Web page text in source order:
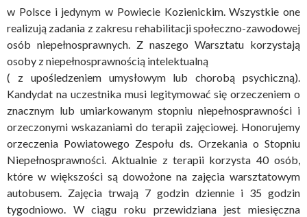
w Polsce i jedynym w Powiecie Kozienickim. Wszystkie one
realizują zadania z zakresu rehabilitacji społeczno-zawodowej
osób niepełnosprawnych. Z naszego Warsztatu korzystają
osoby z niepełnosprawnością intelektualną
( z upośledzeniem umysłowym lub chorobą psychiczną).
Kandydat na uczestnika musi legitymować się orzeczeniem o
znacznym lub umiarkowanym stopniu niepełnosprawności i
orzeczonymi wskazaniami do terapii zajęciowej. Honorujemy
orzeczenia Powiatowego Zespołu ds. Orzekania o Stopniu
Niepełnosprawności. Aktualnie z terapii korzysta 40 osób,
które w większości są dowożone na zajęcia warsztatowym
autobusem. Zajęcia trwają 7 godzin dziennie i 35 godzin
tygodniowo. W ciągu roku przewidziana jest miesięczna